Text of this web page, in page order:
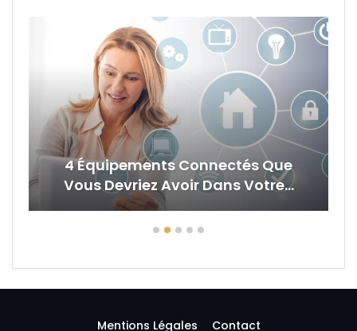
Nos Conseils Pour Créer Une
Ambiance Cosy Dans Son Salon
Mentions Légales Contact